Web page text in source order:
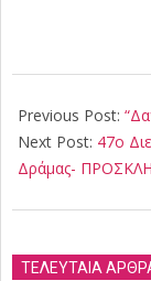
03-
15
Previous Post:
Next Post: 47ο
Δράμας-
ΤΕΛΕΥΤΑΙΑ